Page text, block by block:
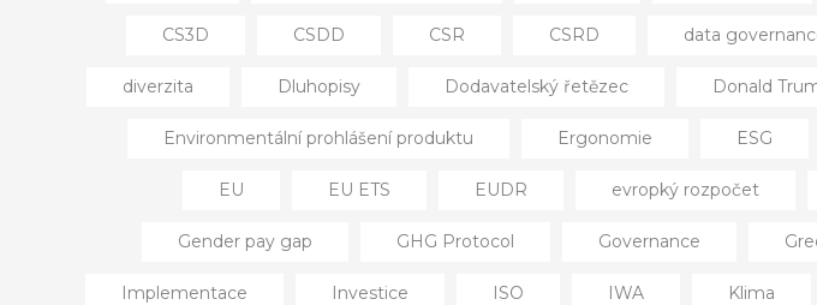
CS3D CSDD CSR CSRD data
diverzita Dluhopisy Dodavatelský řetězec Donald
Environmentální prohlášení produktu Ergonomie ESG
EU EU ETS EUDR evropký rozpočet
Gender pay gap GHG Protocol Governance
Implementace Investice ISO IWA Klima